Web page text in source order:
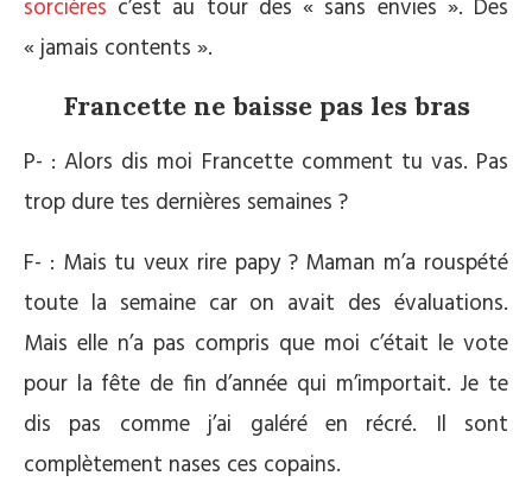
sorcières c’est au tour des « sans envies ». Des
« jamais contents ».
Francette ne baisse pas les bras
P- : Alors dis moi Francette comment tu vas. Pas
trop dure tes dernières semaines ?
F- : Mais tu veux rire papy ? Maman m’a rouspété
toute la semaine car on avait des évaluations.
Mais elle n’a pas compris que moi c’était le vote
pour la fête de fin d’année qui m’importait. Je te
dis pas comme j’ai galéré en récré. Il sont
complètement nases ces copains.